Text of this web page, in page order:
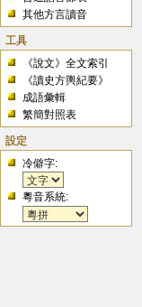
其他方言讀音
工具
《說文》全文索引
《讀史方輿紀要》
成語彙輯
繁簡對照表
設定
冷僻字:
粵音系統: